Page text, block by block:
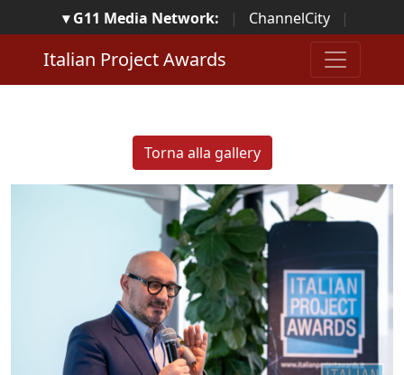
▾ G11 Media Network: | ChannelCity
|
ImpresaCity | SecurityOpenLab | Italian Channel
Awards | Italian Project Awards
Italian Security
Awards | ...
Italian Project Awards
Torna alla gallery